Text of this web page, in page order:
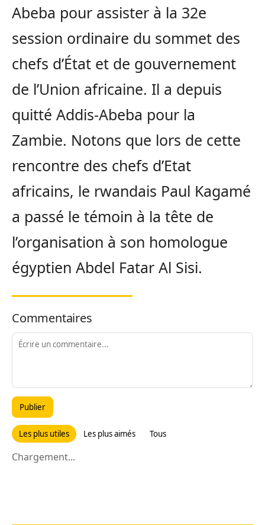
Abeba pour assister à la 32e
session ordinaire du sommet des
chefs d’État et de gouvernement
de l’Union africaine. Il a depuis
quitté Addis-Abeba pour la
Zambie. Notons que lors de cette
rencontre des chefs d’Etat
africains, le rwandais Paul Kagamé
a passé le témoin à la tête de
l’organisation à son homologue
égyptien Abdel Fatar Al Sisi.
Commentaires
Publier
Les plus utiles Les plus aimés Tous
Chargement...